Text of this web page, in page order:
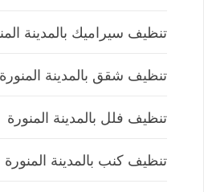
تنظيف سيراميك بالمدينة
تنظيف شقق بالمدينة المنورة
تنظيف فلل بالمدينة المنورة
تنظيف كنب بالمدينة المنورة